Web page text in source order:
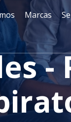
Marcas
-